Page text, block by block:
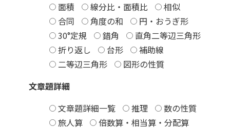
面積
線分比・面積比
相似
合同
角度の和
円・おうぎ形
30°定規
錯角
直角二等辺三角形
折り返し
台形
補助線
二等辺三角形
図形の性質
文章題詳細
文章題詳細一覧
推理
数の性質
旅人算
倍数算・相当算・分配算